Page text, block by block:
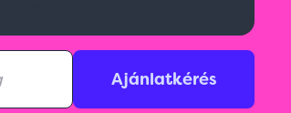
Ajánlatkérés